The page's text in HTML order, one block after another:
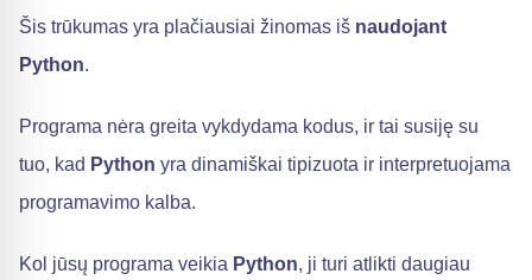
Šis trūkumas yra plačiausiai žinomas iš naudojant
Python.
Programa nėra greita vykdydama kodus, ir tai susiję su
tuo, kad Python yra dinamiškai tipizuota ir interpretuojama
programavimo kalba.
Kol jūsų programa veikia Python, ji turi atlikti daugiau